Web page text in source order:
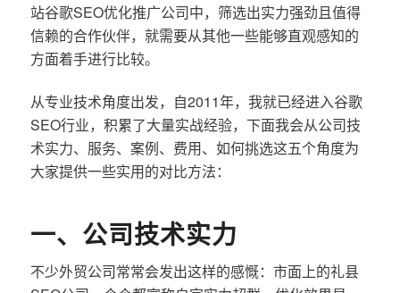
站谷歌SEO优化推广公司中，筛选出实力强劲且值得
信赖的合作伙伴，就需要从其他一些能够直观感知的
方面着手进行比较。
从专业技术角度出发，自2011年，我就已经进入谷歌
SEO行业，积累了大量实战经验，下面我会从公司技
术实力、服务、案例、费用、如何挑选这五个角度为
大家提供一些实用的对比方法：
一、公司技术实力
不少外贸公司常常会发出这样的感慨：市面上的礼县